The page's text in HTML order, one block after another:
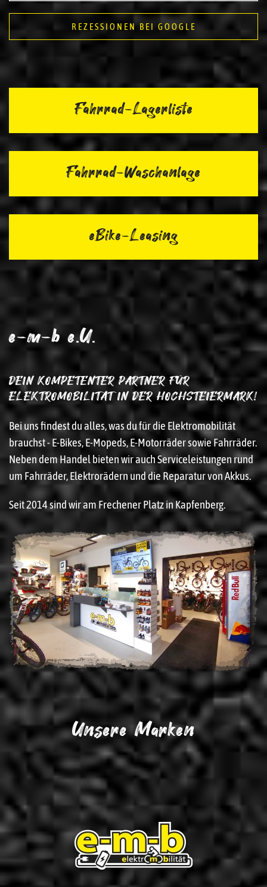
REZESSIONEN BEI GOOGLE
Fahrrad-Lagerliste
Fahrrad-Waschanlage
eBike-Leasing
e-m-b e.U.
DEIN KOMPETENTER PARTNER FÜR
ELEKTROMOBILITÄT IN DER HOCHSTEIERMARK!
Bei uns findest du alles, was du für die Elektromobilität
brauchst - E-Bikes, E-Mopeds, E-Motorräder sowie Fahrräder.
Neben dem Handel bieten wir auch Serviceleistungen rund
um Fahrräder, Elektrorädern und die Reparatur von Akkus.
Seit 2014 sind wir am Frechener Platz in Kapfenberg.
Unsere Marken